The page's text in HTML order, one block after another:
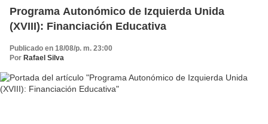
Programa Autonómico de Izquierda Unida
(XVIII): Financiación Educativa
Publicado en 18/08/p. m. 23:00
Por Rafael Silva